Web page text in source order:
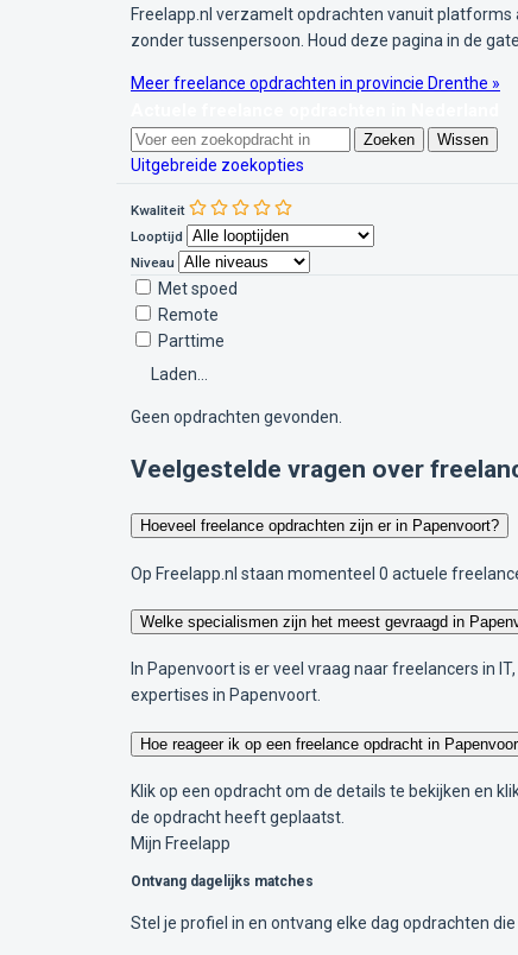
Freelapp.nl verzamelt opdrachten vanuit platforms
zonder tussenpersoon. Houd deze pagina in de
Meer freelance opdrachten in provincie Drenthe »
Zoeken Wissen
Uitgebreide zoekopties
Kwaliteit
Looptijd
Niveau
Met spoed
Remote
Parttime
Laden...
Geen opdrachten gevonden.
Veelgestelde vragen over
Hoeveel freelance opdrachten zijn er in Papenvoort?
Op Freelapp.nl staan momenteel 0 actuele
Welke specialismen zijn het meest gevraagd in
In Papenvoort is er veel vraag naar freelancers in
expertises in Papenvoort.
Hoe reageer ik op een freelance opdracht in
Klik op een opdracht om de details te bekijken en
de opdracht heeft geplaatst.
Mijn Freelapp
Ontvang dagelijks matches
Stel je profiel in en ontvang elke dag opdrachten